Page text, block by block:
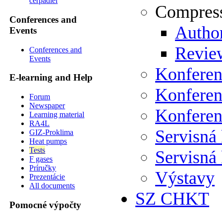
Conferences and
Events
Conferences and
Events
E-learning and Help
Forum
Newspaper
Learning material
RA4L
GIZ-Proklima
Heat pumps
Tests
F gases
Príručky
Prezentácie
All documents
Pomocné výpočty
Výstavy
SZ CHKT